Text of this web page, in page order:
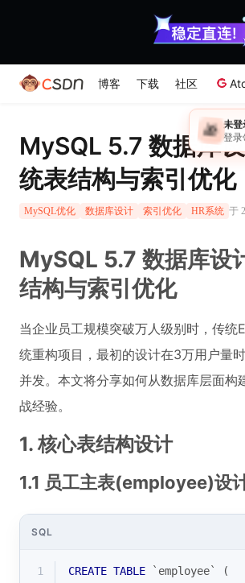
博客 下载 社区
🎁 未登
登录
MySQL 5.7 数据库
统表结构与索引优化
MySQL优化 数据库设计 索引优化 HR系统 于
MySQL 5.7 数据库设
结构与索引优化
当企业员工规模突破万人级别时，传
统重构项目，最初的设计在3万用户量
并发。本文将分享如何从数据库层面
战经验。
1. 核心表结构设计
1.1 员工主表(employee)设
SQL
1 CREATE TABLE `employee` (